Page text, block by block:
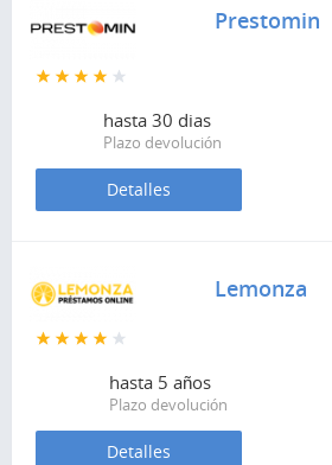
Prestomin
hasta 30 dias
Plazo devolución
Detalles
Lemonza
hasta 5 años
Plazo devolución
Detalles